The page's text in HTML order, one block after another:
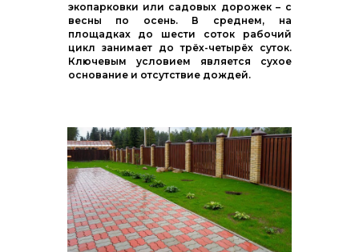
экопарковки или садовых дорожек – с
весны по осень. В среднем, на
площадках до шести соток рабочий
цикл занимает до трёх-четырёх суток.
Ключевым условием является сухое
основание и отсутствие дождей.